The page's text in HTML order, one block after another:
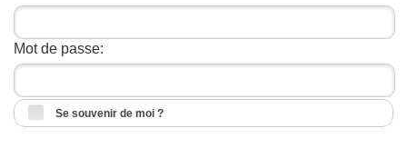
Mot de passe:
Se souvenir de moi ?